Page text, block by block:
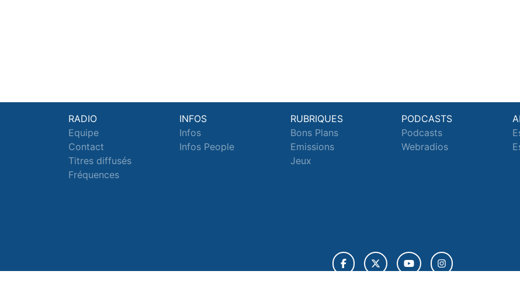
RADIO
Equipe
Contact
Titres diffusés
Fréquences
INFOS
Infos
Infos People
RUBRIQUES
Bons Plans
Emissions
Jeux
PODCASTS
Podcasts
Webradios